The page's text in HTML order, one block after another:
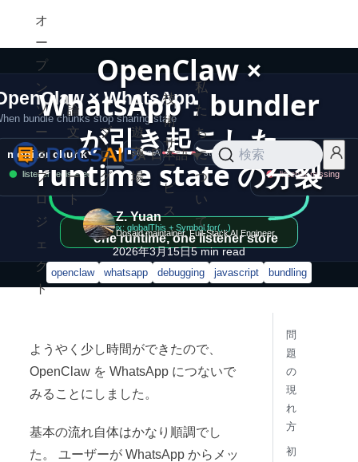
オ
ー
プ
ン
ソ
ー
ス
プ
ロ
ジ
ェ
ク
ト
論
文
ノ
ー
ト
ブ
ロ
グ
遊
び
場
技
術
サ
ー
ビ
ス
私
た
ち
に
つ
い
て
日本語 検索
OpenClaw ×
WhatsApp：bundler
が引き起こした
runtime state の分裂
Z. Yuan
Dosaid maintainer, Full-Stack AI Engineer
2026年3月15日5min read
openclaw whatsapp debugging javascript bundling
ようやく少し時間ができたので、
OpenClaw を WhatsApp につないで
みることにしました。
基本の流れ自体はかなり順調でし
た。 ユーザーが WhatsApp からメッ
問
題
の
現
れ
方
初